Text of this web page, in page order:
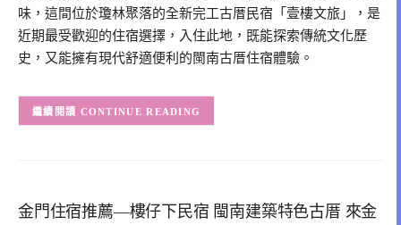
味，這間位於瓊林聚落的全新完工古厝民宿「壹樓文旅」，是
近期最受歡迎的住宿選擇，入住此地，既能探索傳統文化歷
史，又能擁有現代舒適便利的閩南古厝住宿體驗。
CONTINUE READING
金門住宿推薦—樓仔下民宿 閩南建築特色古厝 來金